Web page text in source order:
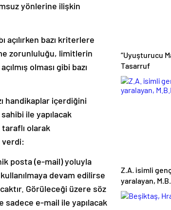
yönlerine ilişkin
açılırken bazı kriterlere
zorunluluğu, limitlerin
olması gibi bazı
handikaplar içerdiğini
ile yapılacak
olarak
verdi:
posta (e-mail) yoluyla
devam edilirse
Görüleceği üzere söz
sadece e-mail ile yapılacak
“Uyuşturucu
Tasarruf
Z.A. isimli genç
yaralayan,